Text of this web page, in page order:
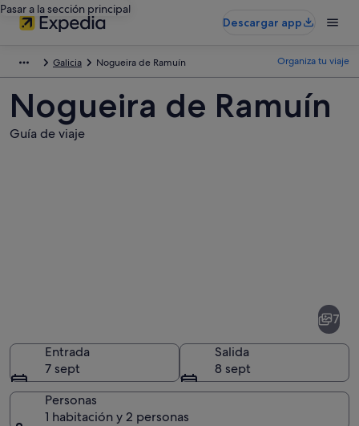
Pasar a la sección principal
Descargar app
Galicia Nogueira de Ramuín Organiza tu viaje
Nogueira de Ramuín
Guía de viaje
Ramuín
7
Entrada
7 sept
Salida
8 sept
Personas
1 habitación y 2 personas